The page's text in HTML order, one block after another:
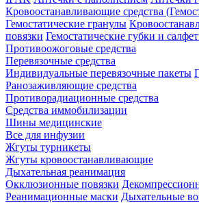
Кровоостанавливающие средства
Гемостатические гранулы
повязки Гемостатические губки и
Противоожоговые средства
Перевязочные средства
Индивидуальные перевязочные пакеты
Ранозаживляющие средства
Противорадиационные средства
Средства иммобилизации
Шины медицинские
Все для инфузии
Жгуты турникеты
Жгуты кровоостанавливающие
Дыхательная реанимация
Окклюзионные повязки
Реанимационные маски Дыхательные